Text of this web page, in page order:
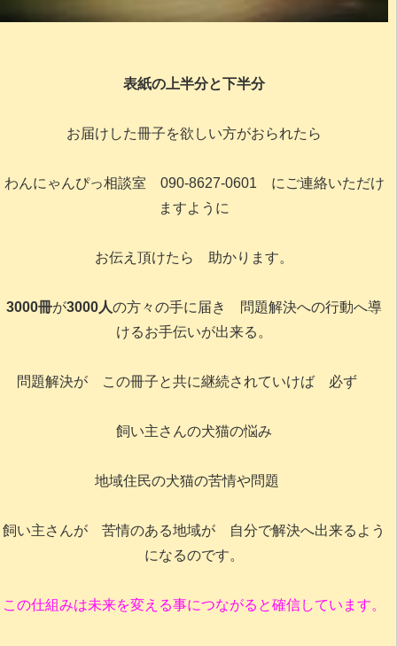
表紙の上半分と下半分
お届けした冊子を欲しい方がおられたら
わんにゃんぴっ相談室 090-8627-0601 にご連絡いただけ
ますように
お伝え頂けたら 助かります。
3000冊が3000人の方々の手に届き 問題解決への行動へ導
けるお手伝いが出来る。
問題解決が この冊子と共に継続されていけば 必ず
飼い主さんの犬猫の悩み
地域住民の犬猫の苦情や問題
飼い主さんが 苦情のある地域が 自分で解決へ出来るよう
になるのです。
この仕組みは未来を変える事につながると確信しています。